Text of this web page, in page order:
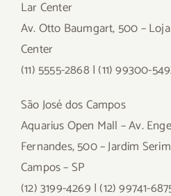
Lar Center
Av. Otto Baumgart, 500 –
Center
(11) 5555-2868 | (11) 99300-
São José dos Campos
Aquarius Open Mall – Av.
Fernandes, 500 – Jardim
Campos – SP
(12) 3199-4269 | (12) 99741-